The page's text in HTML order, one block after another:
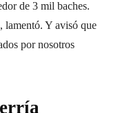
de 3 mil baches.
lamentó. Y avisó que
por nosotros